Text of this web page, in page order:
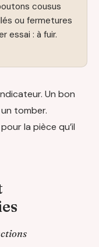
cousus
ou fermetures
essai : à fuir.
Un bon
tomber.
la pièce qu’il